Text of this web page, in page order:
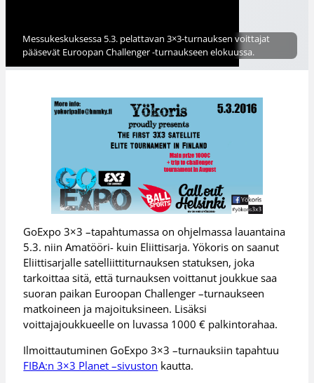
Messukeskuksessa 5.3. pelattavan 3×3-turnauksen voittajat
pääsevät Euroopan Challenger -turnaukseen elokuussa.
GoExpo 3×3 –tapahtumassa on ohjelmassa lauantaina
5.3. niin Amatööri- kuin Eliittisarja. Yökoris on saanut
Eliittisarjalle satelliittiturnauksen statuksen, joka
tarkoittaa sitä, että turnauksen voittanut joukkue saa
suoran paikan Euroopan Challenger –turnaukseen
matkoineen ja majoituksineen. Lisäksi
voittajajoukkueelle on luvassa 1000 € palkintorahaa.
Ilmoittautuminen GoExpo 3×3 –turnauksiin tapahtuu
FIBA:n 3×3 Planet –sivuston kautta.